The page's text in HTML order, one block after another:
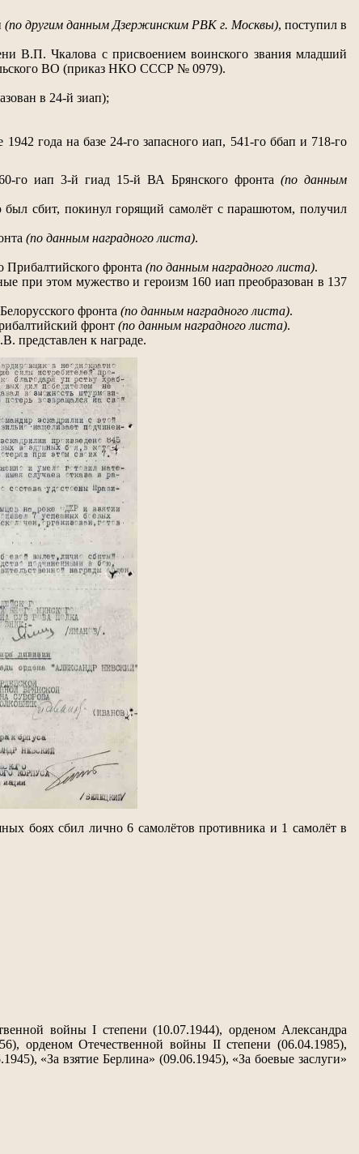
(по другим данным Дзержинским РВК г. Москвы), поступил в
В.П. Чкалова с присвоением воинского звания младший
ВО (приказ НКО СССР № 0979).
в 24-й зиап);
года на базе 24-го запасного иап, 541-го ббап и 718-го
го иап 3-й гиад 15-й ВА Брянского фронта (по данным
сбит, покинул горящий самолёт с парашютом, получил
(по данным наградного листа).
Прибалтийского фронта (по данным наградного листа).
при этом мужество и героизм 160 иап преобразован в 137
фронта (по данным наградного листа).
фронт (по данным наградного листа).
представлен к награде.
боях сбил лично 6 самолётов противника и 1 самолёт в
войны I степени (10.07.1944), орденом Александра
орденом Отечественной войны II степени (06.04.1985),
«За взятие Берлина» (09.06.1945), «За боевые заслуги»